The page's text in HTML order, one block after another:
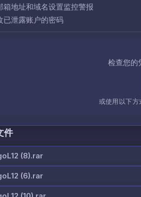
箱地址和域名设置监控警报
已泄露账户的密码
检查您的
或使用以下方
件
(8).rar
(6).rar